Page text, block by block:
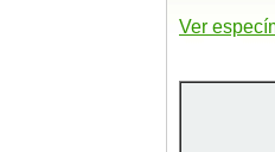
Ver